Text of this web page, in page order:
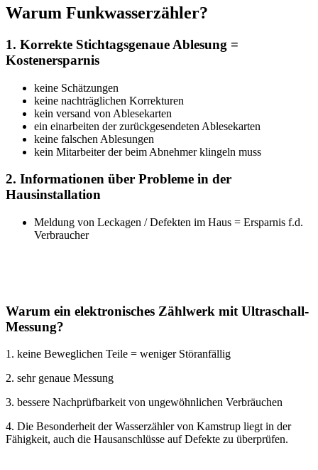
Warum Funkwasserzähler?
1. Korrekte Stichtagsgenaue Ablesung =
Kostenersparnis
keine Schätzungen
keine nachträglichen Korrekturen
kein versand von Ablesekarten
ein einarbeiten der zurückgesendeten Ablesekarten
keine falschen Ablesungen
kein Mitarbeiter der beim Abnehmer klingeln muss
2. Informationen über Probleme in der
Hausinstallation
Meldung von Leckagen / Defekten im Haus = Ersparnis f.d.
Verbraucher
Warum ein elektronisches Zählwerk mit Ultraschall-
Messung?
1. keine Beweglichen Teile = weniger Störanfällig
2. sehr genaue Messung
3. bessere Nachprüfbarkeit von ungewöhnlichen Verbräuchen
4. Die Besonderheit der Wasserzähler von Kamstrup liegt in der
Fähigkeit, auch die Hausanschlüsse auf Defekte zu überprüfen.